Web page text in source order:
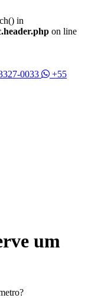
in
on line
0033
+55
um